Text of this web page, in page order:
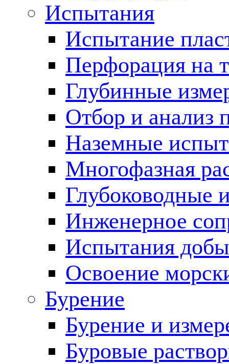
Испытания
Испытание
Перфорация на
Глубинные
Отбор и анализ
Наземные
Многофазная
Глубоководные
Инженерное
Испытания
Освоение
Бурение
Бурение и
Буровые